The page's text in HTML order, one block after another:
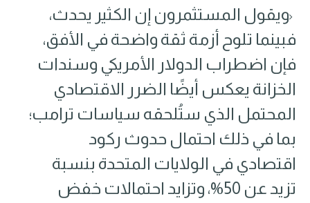
ويقول المستثمرون إن الكثير يحدث٬
فبينما تلوح أزمة ثقة واضحة في الأفق،
فإن اضطراب الدولار الأمريكي وسندات
الخزانة يعكس أيضًا الضرر الاقتصادي
المحتمل الذي ستُلحقه سياسات ترامب؛
بما في ذلك احتمال حدوث ركود
اقتصادي في الولايات المتحدة بنسبة
تزيد عن 50%، وتزايد احتمالات خفض